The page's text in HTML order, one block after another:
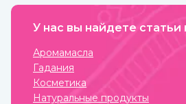
дорогим шампанским для
любой вкус. И все же чего-
Это интересного и
необычного развлечения,
которое должно прийтись
по нраву всем.
У нас вы найдете статьи
Аромамасла
Гадания
Косметика
Натуральные продукты